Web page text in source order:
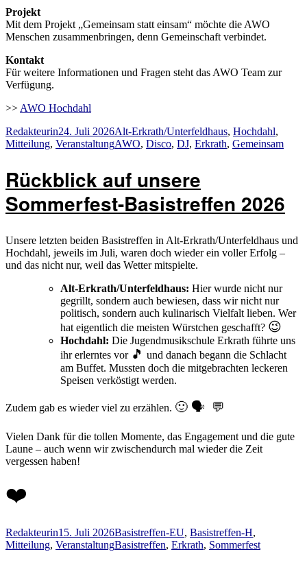
Projekt
Mit dem Projekt „Gemeinsam statt einsam“ möchte die AWO
Menschen zusammenbringen, denn Gemeinschaft verbindet.
Kontakt
Für weitere Informationen und Fragen steht das AWO Team zur
Verfügung.
>> AWO Hochdahl
Autor
RedakteurinVeröffentlicht
am
24. Juli 2026Kategorien
Alt-Erkrath/Unterfeldhaus, Hochdahl,
Mitteilung, VeranstaltungSchlagwörter
AWO, Disco, DJ, Erkrath, Gemeinsam
Rückblick auf unsere
Sommerfest-Basistreffen 2026
Unsere letzten beiden Basistreffen in Alt-Erkrath/Unterfeldhaus und
Hochdahl, jeweils im Juli, waren doch wieder ein voller Erfolg –
und das nicht nur, weil das Wetter mitspielte.
Alt-Erkrath/Unterfeldhaus: Hier wurde nicht nur
gegrillt, sondern auch bewiesen, dass wir nicht nur
politisch, sondern auch kulinarisch Vielfalt lieben. Wer
hat eigentlich die meisten Würstchen geschafft? 😉
Hochdahl: Die Jugendmusikschule Erkrath führte uns
ihr erlerntes vor 🎵 und danach begann die Schlacht
am Buffet. Mussten doch die mitgebrachten leckeren
Speisen verköstigt werden.
Zudem gab es wieder viel zu erzählen. 🙂 🗣️ 💬
Vielen Dank für die tollen Momente, das Engagement und die gute
Laune – auch wenn wir zwischendurch mal wieder die Zeit
vergessen haben!
❤️
Autor
RedakteurinVeröffentlicht
am
15. Juli 2026Kategorien
Basistreffen-EU, Basistreffen-H,
Mitteilung, VeranstaltungSchlagwörter
Basistreffen, Erkrath, Sommerfest